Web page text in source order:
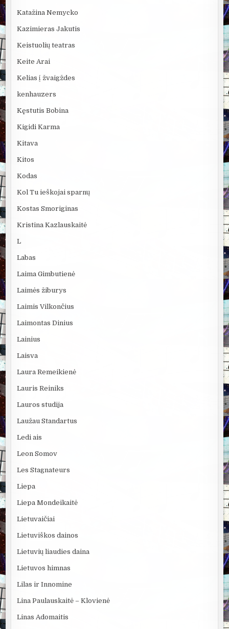
Katažina Nemycko
Kazimieras Jakutis
Keistuolių teatras
Keite Arai
Kelias į žvaigždes
kenhauzers
Kęstutis Bobina
Kigidi Karma
Kitava
Kitos
Kodas
Kol Tu ieškojai sparnų
Kostas Smoriginas
Kristina Kazlauskaitė
L
Labas
Laima Gimbutienė
Laimės žiburys
Laimis Vilkončius
Laimontas Dinius
Lainius
Laisva
Laura Remeikienė
Lauris Reiniks
Lauros studija
Laužau Standartus
Ledi ais
Leon Somov
Les Stagnateurs
Liepa
Liepa Mondeikaitė
Lietuvaičiai
Lietuviškos dainos
Lietuvių liaudies daina
Lietuvos himnas
Lilas ir Innomine
Lina Paulauskaitė – Klovienė
Linas Adomaitis